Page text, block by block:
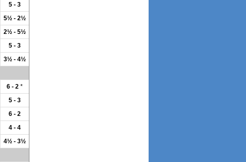
5 - 3
5½ - 2½
2½ - 5½
5 - 3
3½ - 4½
6 - 2 *
5 - 3
6 - 2
4 - 4
4½ - 3½